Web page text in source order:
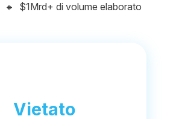
🔸 $1Mrd+ di volume elaborato